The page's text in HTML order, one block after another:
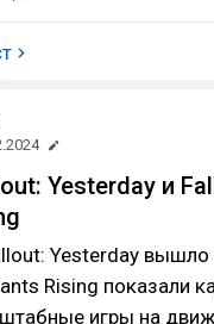
Yesterday и
Yesterday вышло
Rising показали
игры на